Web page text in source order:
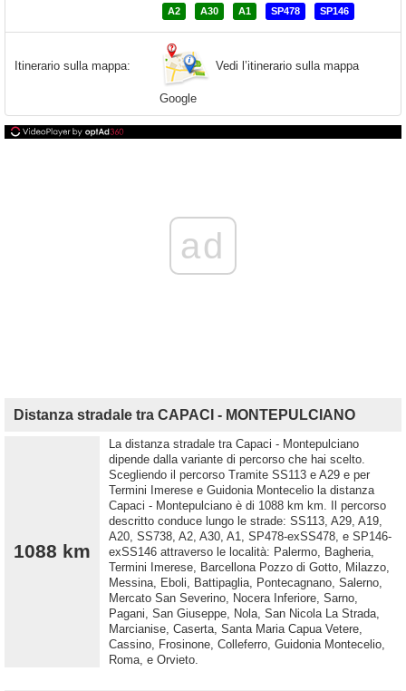
A2 A30 A1 SP478 SP146
Itinerario sulla mappa: Vedi l’itinerario sulla mappa
Google
ad
Distanza stradale tra CAPACI - MONTEPULCIANO
1088 km
La distanza stradale tra Capaci - Montepulciano
dipende dalla variante di percorso che hai scelto.
Scegliendo il percorso Tramite SS113 e A29 e per
Termini Imerese e Guidonia Montecelio la distanza
Capaci - Montepulciano è di 1088 km km. Il percorso
descritto conduce lungo le strade: SS113, A29, A19,
A20, SS738, A2, A30, A1, SP478-exSS478, e SP146-
exSS146 attraverso le località: Palermo, Bagheria,
Termini Imerese, Barcellona Pozzo di Gotto, Milazzo,
Messina, Eboli, Battipaglia, Pontecagnano, Salerno,
Mercato San Severino, Nocera Inferiore, Sarno,
Pagani, San Giuseppe, Nola, San Nicola La Strada,
Marcianise, Caserta, Santa Maria Capua Vetere,
Cassino, Frosinone, Colleferro, Guidonia Montecelio,
Roma, e Orvieto.